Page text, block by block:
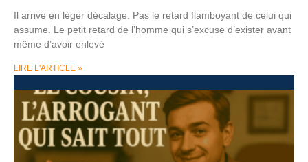
Il arrive en léger décalage. Pas le retard flamboyant de celui qui
assume. Le petit retard de l’homme qui s’excuse d’exister avant
même d’avoir enlevé
LIRE L'ARTICLE »